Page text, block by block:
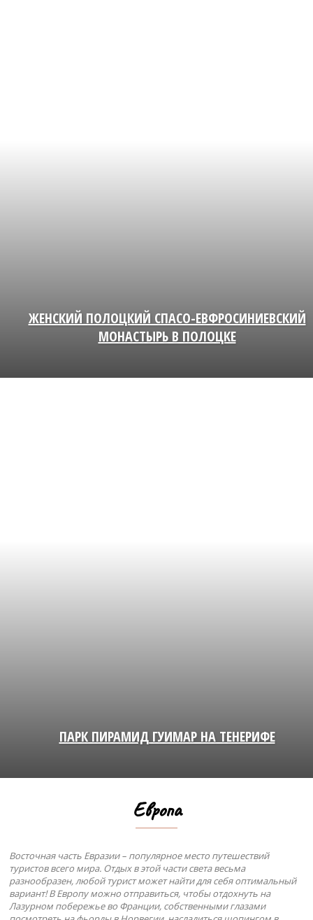
ЖЕНСКИЙ ПОЛОЦКИЙ СПАСО-ЕВФРОСИНИЕВСКИЙ
МОНАСТЫРЬ В ПОЛОЦКЕ
ПАРК ПИРАМИД ГУИМАР НА ТЕНЕРИФЕ
Европа
Восточная часть Евразии – популярное место путешествий
туристов всего мира. Отдых в этой части света весьма
разнообразен, любой турист может найти для себя оптимальный
вариант! В Европу можно отправиться, чтобы отдохнуть на
Лазурном побережье во Франции, собственными глазами